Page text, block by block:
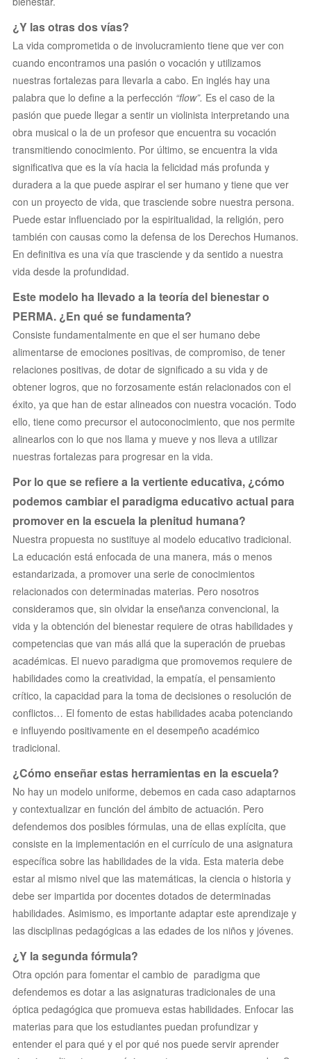
¿Y las otras dos vías?
La vida comprometida o de involucramiento tiene que ver con
cuando encontramos una pasión o vocación y utilizamos
nuestras fortalezas para llevarla a cabo. En inglés hay una
palabra que lo define a la perfección “flow”. Es el caso de la
pasión que puede llegar a sentir un violinista interpretando una
obra musical o la de un profesor que encuentra su vocación
transmitiendo conocimiento. Por último, se encuentra la vida
significativa que es la vía hacia la felicidad más profunda y
duradera a la que puede aspirar el ser humano y tiene que ver
con un proyecto de vida, que trasciende sobre nuestra persona.
Puede estar influenciado por la espiritualidad, la religión, pero
también con causas como la defensa de los Derechos Humanos.
En definitiva es una vía que trasciende y da sentido a nuestra
vida desde la profundidad.
Este modelo ha llevado a la teoría del bienestar o
PERMA. ¿En qué se fundamenta?
Consiste fundamentalmente en que el ser humano debe
alimentarse de emociones positivas, de compromiso, de tener
relaciones positivas, de dotar de significado a su vida y de
obtener logros, que no forzosamente están relacionados con el
éxito, ya que han de estar alineados con nuestra vocación. Todo
ello, tiene como precursor el autoconocimiento, que nos permite
alinearlos con lo que nos llama y mueve y nos lleva a utilizar
nuestras fortalezas para progresar en la vida.
Por lo que se refiere a la vertiente educativa, ¿cómo
podemos cambiar el paradigma educativo actual para
promover en la escuela la plenitud humana?
Nuestra propuesta no sustituye al modelo educativo tradicional.
La educación está enfocada de una manera, más o menos
estandarizada, a promover una serie de conocimientos
relacionados con determinadas materias. Pero nosotros
consideramos que, sin olvidar la enseñanza convencional, la
vida y la obtención del bienestar requiere de otras habilidades y
competencias que van más allá que la superación de pruebas
académicas. El nuevo paradigma que promovemos requiere de
habilidades como la creatividad, la empatía, el pensamiento
crítico, la capacidad para la toma de decisiones o resolución de
conflictos… El fomento de estas habilidades acaba potenciando
e influyendo positivamente en el desempeño académico
tradicional.
¿Cómo enseñar estas herramientas en la escuela?
No hay un modelo uniforme, debemos en cada caso adaptarnos
y contextualizar en función del ámbito de actuación. Pero
defendemos dos posibles fórmulas, una de ellas explícita, que
consiste en la implementación en el currículo de una asignatura
específica sobre las habilidades de la vida. Esta materia debe
estar al mismo nivel que las matemáticas, la ciencia o historia y
debe ser impartida por docentes dotados de determinadas
habilidades. Asimismo, es importante adaptar este aprendizaje y
las disciplinas pedagógicas a las edades de los niños y jóvenes.
¿Y la segunda fórmula?
Otra opción para fomentar el cambio de paradigma que
defendemos es dotar a las asignaturas tradicionales de una
óptica pedagógica que promueva estas habilidades. Enfocar las
materias para que los estudiantes puedan profundizar y
entender el para qué y el por qué nos puede servir aprender